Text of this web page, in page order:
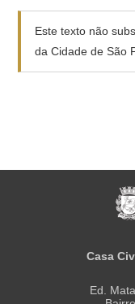
Este texto não
da Cidade de São
Casa
Ed.